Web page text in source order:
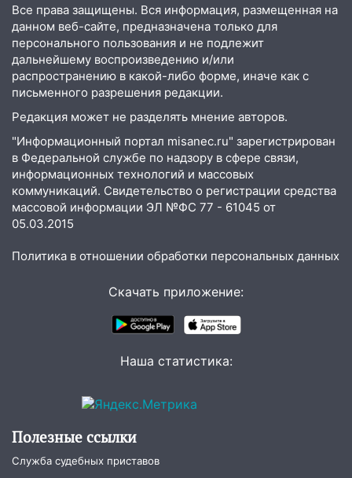
на 10 августа
09.08.2026
21:58 В Ульяновске около «нового»
моста утопили автомобиль «Вольво»
20:20
Итоги 9 августа в Ульяновской
области: разгул стихии, поиски
человека на Волге и транспортный
коллапс
19:43 Из-за ураганного ветра упали
деревья в парке «Победы»
18:00 Пепелище на Балтийской: в
Заволжье ульяновские спасатели
ликвидировали крупный пожар
Прогноз погоды на 10 августа в
Ульяновской области
Волге пропал известный блогер: нужна
Соцсети: на «Ауди» упало дерево
15:12
многоэтажке
Все права защищены. Вся информация, размещенная на
данном веб-сайте, предназначена только для
персонального пользования и не подлежит
дальнейшему воспроизведению и/или
распространению в какой-либо форме, иначе как с
письменного разрешения редакции.
Редакция может не разделять мнение авторов.
"Информационный портал misanec.ru" зарегистрирован
в Федеральной службе по надзору в сфере связи,
информационных технологий и массовых
коммуникаций. Свидетельство о регистрации средства
массовой информации ЭЛ №ФС 77 - 61045 от
05.03.2015
Политика в отношении обработки персональных данных
Скачать приложение:
Наша статистика:
Полезные ссылки
Служба судебных приставов